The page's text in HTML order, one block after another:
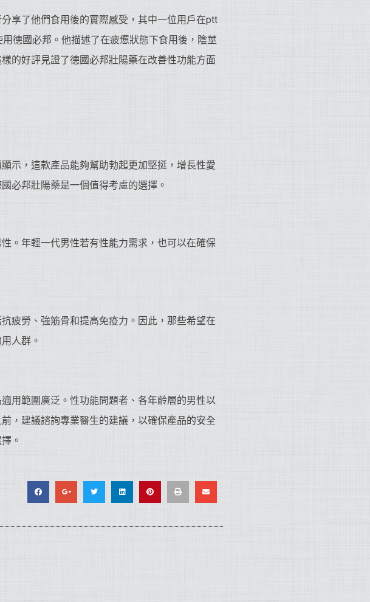
享了他們食用後的實際感受，其中一位用戶在ptt
德國必邦。他描述了在疲憊狀態下食用後，陰莖
的好評見證了德國必邦壯陽藥在改善性功能方面
示，這款產品能夠幫助勃起更加堅挺，增長性愛
必邦壯陽藥是一個值得考慮的選擇。
。年輕一代男性若有性能力需求，也可以在確保
疲勞、強筋骨和提高免疫力。因此，那些希望在
人群。
用範圍廣泛。性功能問題者、各年齡層的男性以
，建議諮詢專業醫生的建議，以確保產品的安全
。